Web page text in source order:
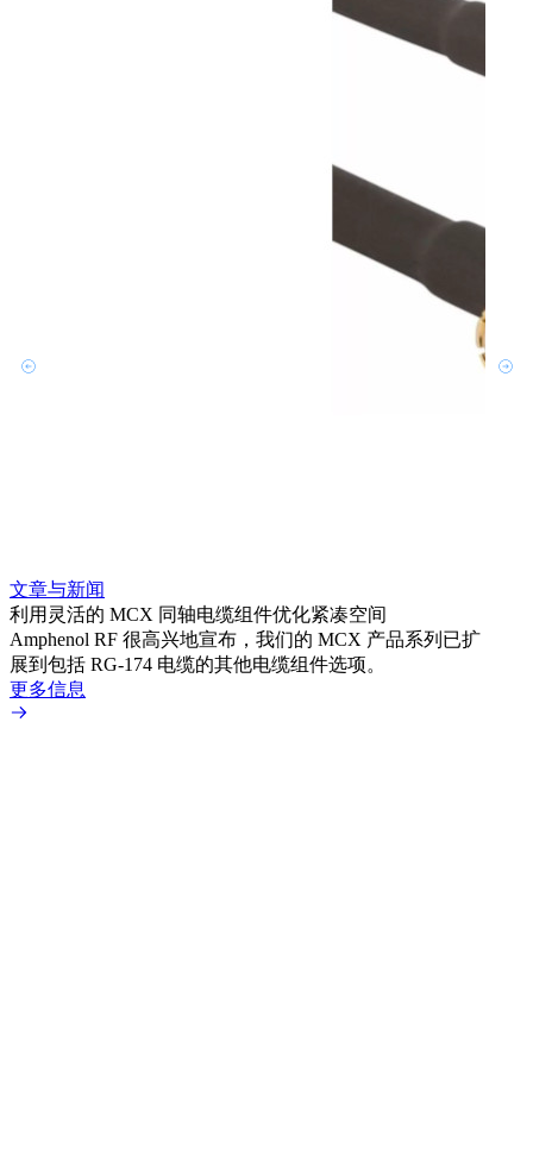
文章与新闻
利用灵活的 MCX 同轴电缆组件优化紧凑空间
Amphenol RF 很高兴地宣布，我们的 MCX 产品系列已扩
展到包括 RG-174 电缆的其他电缆组件选项。
更多信息